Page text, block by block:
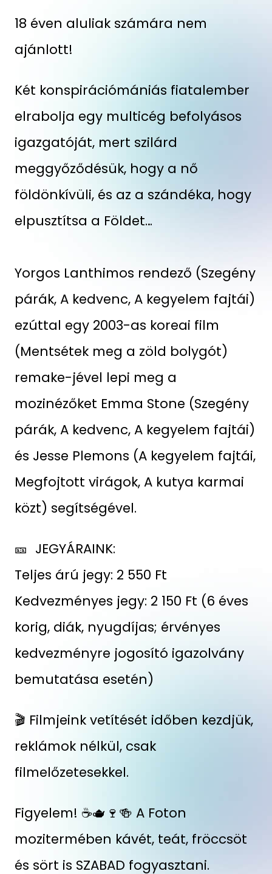
18 éven aluliak számára nem
ajánlott!
Két konspirációmániás fiatalember
elrabolja egy multicég befolyásos
igazgatóját, mert szilárd
meggyőződésük, hogy a nő
földönkívüli, és az a szándéka, hogy
elpusztítsa a Földet…
Yorgos Lanthimos rendező (Szegény
párák, A kedvenc, A kegyelem fajtái)
ezúttal egy 2003-as koreai film
(Mentsétek meg a zöld bolygót)
remake-jével lepi meg a
mozinézőket Emma Stone (Szegény
párák, A kedvenc, A kegyelem fajtái)
és Jesse Plemons (A kegyelem fajtái,
Megfojtott virágok, A kutya karmai
közt) segítségével.
🎫 JEGYÁRAINK:
Teljes árú jegy: 2 550 Ft
Kedvezményes jegy: 2 150 Ft (6 éves
korig, diák, nyugdíjas; érvényes
kedvezményre jogosító igazolvány
bemutatása esetén)
🎬 Filmjeink vetítését időben kezdjük,
reklámok nélkül, csak
filmelőzetesekkel.
Figyelem! ☕🫖🍷🍻 A Foton
mozitermében kávét, teát, fröccsöt
és sört is SZABAD fogyasztani.